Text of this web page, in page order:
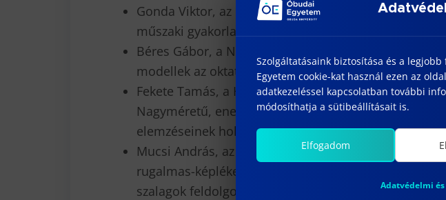
Gonda Viktor, az Óbudai Egyetem professzora:
műszaki gyakorlatban.
Béres Gábor, a Neumann János Egyetem docense:
modellek az oktatásban és a kutatásban a GAMF-on.
Fekete Tamás, a HUN-REN Energiatudományi
Nagyméretű, energetikai nyomástartó rendszerek
elemzéseinek holisztikus koncepciója.
Mucsi András, az Óbudai Egyetem docense:
rugalmas-képlékeny átmenete és következményei
szalagok feldolgozásánál.
Szolgáltatásaink biztosítása és a
Egyetem cookie-kat használ ezen az
adatkezeléssel kapcsolatban további
módosíthatja a sütibeállításait is.
Elfogadom
Adatvédelmi